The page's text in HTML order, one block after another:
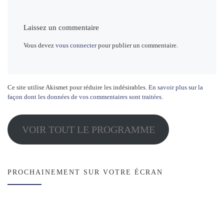
Laissez un commentaire
Vous devezvous connecterpour publier un commentaire.
Ce site utilise Akismet pour réduire les indésirables. En savoir plus sur la
façon dont les données de vos commentaires sont traitées
VOIR TOUT LE PROGRAMME
PROCHAINEMENT SUR VOTRE ÉCRAN